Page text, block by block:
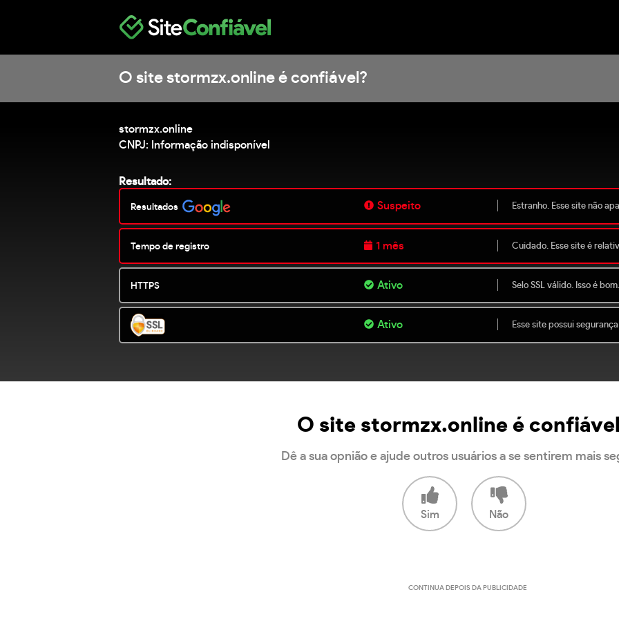
O site stormzx.online é confiável?
stormzx.online
CNPJ: Informação indisponível
Resultado:
Resultados Suspeito Estranho. Esse site não
Tempo de registro 1 mês Cuidado. Esse site é
HTTPS Ativo Selo SSL válido. Isso é bom.
Ativo Esse site possui
O site stormzx.online é
Dê a sua opnião e ajude outros usuários a se sentirem mais
Sim Não
CONTINUA DEPOIS DA PUBLICIDADE